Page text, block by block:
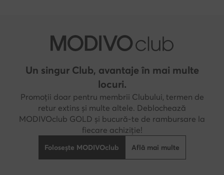
Un singur Club, avantaje în mai multe
locuri.
Promoții doar pentru membrii Clubului, termen de
retur extins și multe altele. Deblochează
MODIVOclub GOLD și bucură-te de rambursare la
fiecare achiziție!
Folosește MODIVOclub Află mai multe